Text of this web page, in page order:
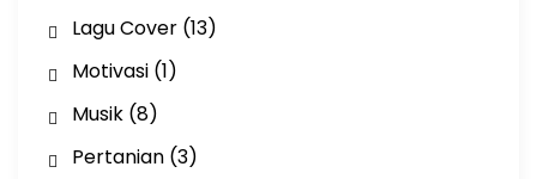
Lagu Cover(13)
Motivasi(1)
Musik(8)
Pertanian(3)